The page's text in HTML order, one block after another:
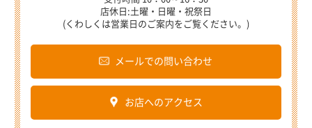
店休日:土曜・日曜・祝祭日
(くわしくは営業日のご案内をご覧ください。)
メールでの問い合わせ
お店へのアクセス